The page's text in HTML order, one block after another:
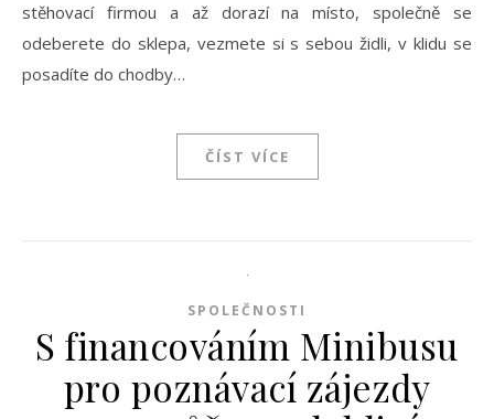
stěhovací firmou a až dorazí na místo, společně se
odeberete do sklepa, vezmete si s sebou židli, v klidu se
posadíte do chodby…
ČÍST VÍCE
SPOLEČNOSTI
S financováním Minibusu
pro poznávací zájezdy